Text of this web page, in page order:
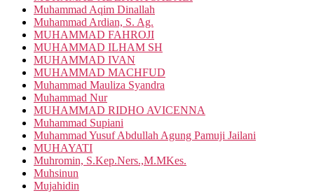
Muhammad Aqim Dinallah
Muhammad Ardian, S. Ag.
MUHAMMAD FAHROJI
MUHAMMAD ILHAM SH
MUHAMMAD IVAN
MUHAMMAD MACHFUD
Muhammad Mauliza Syandra
Muhammad Nur
MUHAMMAD RIDHO AVICENNA
Muhammad Supiani
Muhammad Yusuf Abdullah Agung Pamuji Jailani
MUHAYATI
Muhromin, S.Kep.Ners.,M.MKes.
Muhsinun
Mujahidin